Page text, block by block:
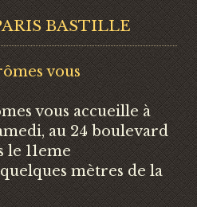
BASTILLE
vous accueille à
au 24 boulevard
le 11eme
mètres de la